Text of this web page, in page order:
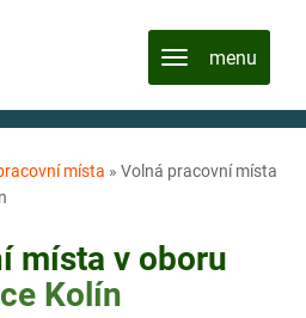
místa » Volná pracovní místa
místa v oboru
Kolín